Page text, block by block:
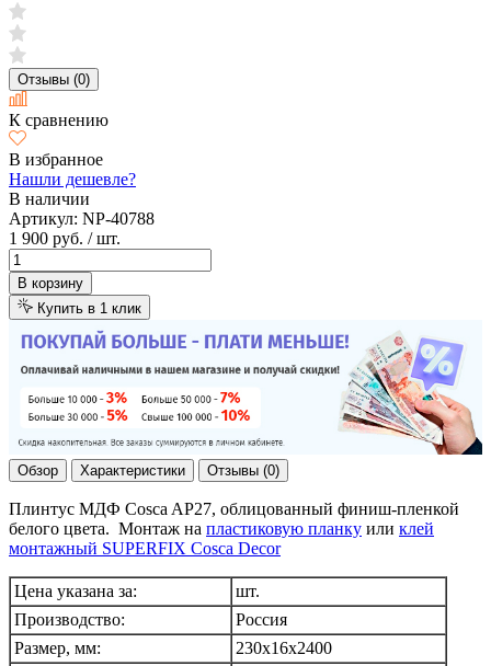
Отзывы (0)
К сравнению
В избранное
Нашли дешевле?
В наличии
Артикул: NP-40788
1 900 руб. / шт.
В корзину
Купить в 1 клик
Обзор Характеристики Отзывы (0)
Плинтус МДФ Cosca AP27, облицованный финиш-пленкой
белого цвета. Монтаж на пластиковую планку или клей
монтажный SUPERFIX Cosca Decor
Цена указана за:
шт.
Производство:
Россия
Размер, мм:
230x16х2400